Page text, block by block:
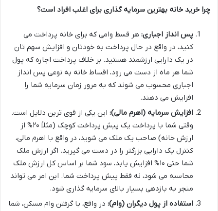
چرا خرید خانه بهترین سرمایه گذاری برای اغلب افراد است؟
پس انداز اجباری: هر قسط وامی که برای خانه پرداخت می
کنید، در واقع در حال پرداخت به خودتان و افزایش سهم تان
در یک دارایی ارزشمند هستید. بر خلاف پرداخت اجاره که پول
شما هر ماه از دست می رود، اقساط خانه به نوعی پس انداز
اجباری محسوب می شوند که به مرور زمان سرمایه شما را
افزایش می دهند.
افزایش سرمایه (اهرم مالی): این یکی از قوی ترین دلایل است.
وقتی شما با پرداخت یک پیش پرداخت کوچک (مثلاً ۲۰% از
ارزش خانه) صاحب یک ملک می شوید، در واقع با اهرم مالی،
کنترل یک دارایی بزرگتر را در دست می گیرید. اگر ارزش ملک
شما حتی ۱۰% افزایش یابد، سود شما بر اساس کل ارزش ملک
محاسبه می شود، نه فقط پیش پرداخت شما. این امر می تواند
منجر به بازدهی بسیار بالای سرمایه گذاری شود.
استفاده از پول دیگران (وام): در واقع، با گرفتن وام مسکن، شما